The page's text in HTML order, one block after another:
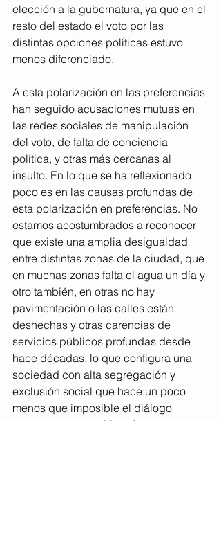
elección a la gubernatura, ya que en el
resto del estado el voto por las
distintas opciones políticas estuvo
menos diferenciado.
A esta polarización en las preferencias
han seguido acusaciones mutuas en
las redes sociales de manipulación
del voto, de falta de conciencia
política, y otras más cercanas al
insulto. En lo que se ha reflexionado
poco es en las causas profundas de
esta polarización en preferencias. No
estamos acostumbrados a reconocer
que existe una amplia desigualdad
entre distintas zonas de la ciudad, que
en muchas zonas falta el agua un día y
otro también, en otras no hay
pavimentación o las calles están
deshechas y otras carencias de
servicios públicos profundas desde
hace décadas, lo que configura una
sociedad con alta segregación y
exclusión social que hace un poco
menos que imposible el diálogo
respetuoso y empático. Ante esta